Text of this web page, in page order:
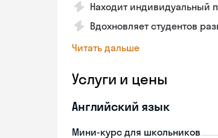
Находит индивидуальный
Вдохновляет студентов
Читать дальше
Услуги и цены
Английский язык
Мини-курс для школьников